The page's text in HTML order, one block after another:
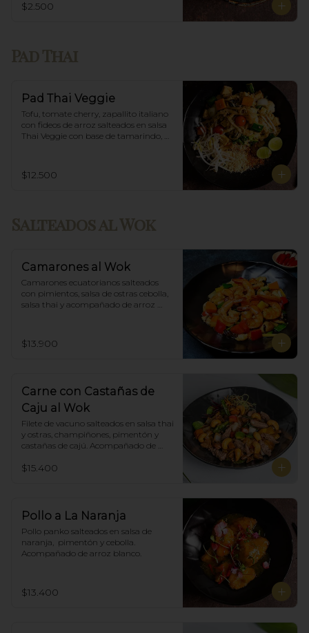
$2.500
Pad Thai Veggie
Tofu, tomate cherry, zapallito italiano
con fideos de arroz salteados en salsa
Thai Veggie con base de tamarindo,
$12.500
Salteados al Wok
Camarones al Wok
Camarones ecuatorianos salteados
con pimientos, salsa de ostras cebolla,
salsa thai y acompañado de arroz
$13.900
Carne con Castañas de
Caju al Wok
Filete de vacuno salteados en salsa thai
y ostras, champiñones, pimentón y
castañas de cajú. Acompañado de
$15.400
Pollo a La Naranja
Pollo panko salteados en salsa de
naranja,  pimentón y cebolla.
Acompañado de arroz blanco.
$13.400